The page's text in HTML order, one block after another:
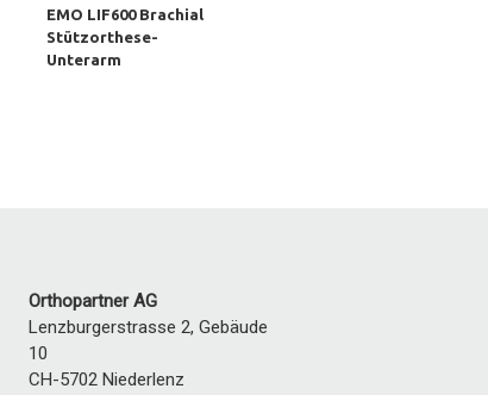
EMO LIF600 Brachial
Stützorthese-
Unterarm
Orthopartner AG
Lenzburgerstrasse 2, Gebäude
10
CH-5702 Niederlenz